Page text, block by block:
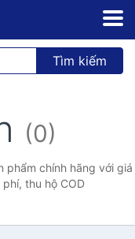
Tìm kiếm
(0)
phẩm chính hãng với giá
thu hộ COD